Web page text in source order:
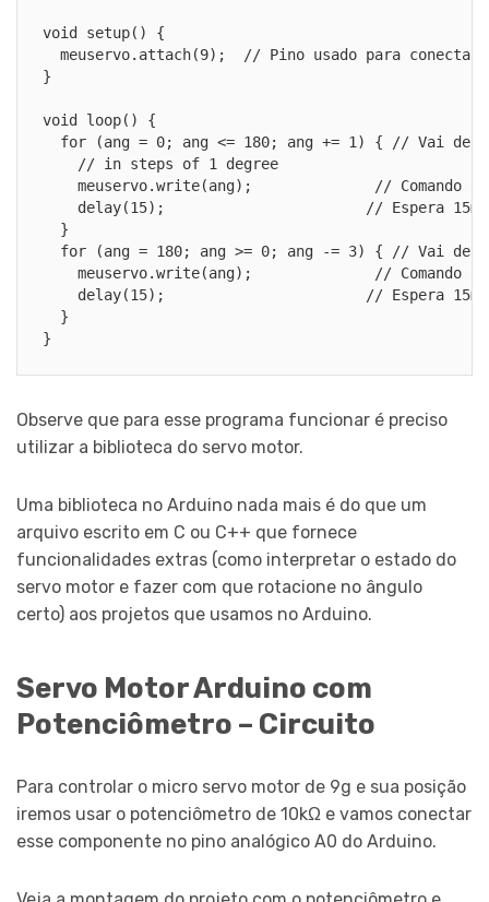
void setup() {
meuservo.attach(9);  // Pino usado para conectar
}
void loop() {
for (ang = 0; ang <= 180; ang += 1) { // Vai de
    // in steps of 1 degree
meuservo.write(ang);              // Comando
delay(15);                       // Espera
  }
for (ang = 180; ang >= 0; ang -= 3) { // Vai de
meuservo.write(ang);              // Comando
delay(15);                       // Espera
  }
}
Observe que para esse programa funcionar é preciso
utilizar a biblioteca do servo motor.
Uma biblioteca no Arduino nada mais é do que um
arquivo escrito em C ou C++ que fornece
funcionalidades extras (como interpretar o estado do
servo motor e fazer com que rotacione no ângulo
certo) aos projetos que usamos no Arduino.
Servo Motor Arduino com
Potenciômetro – Circuito
Para controlar o micro servo motor de 9g e sua posição
iremos usar o potenciômetro de 10kΩ e vamos conectar
esse componente no pino analógico A0 do Arduino.